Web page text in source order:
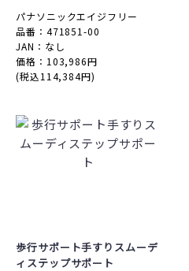
パナソニックエイジフリー
品番：471851-00
JAN：なし
価格：103,986円
(税込114,384円)
歩行サポート手すりスムーデ
ィステップサポート